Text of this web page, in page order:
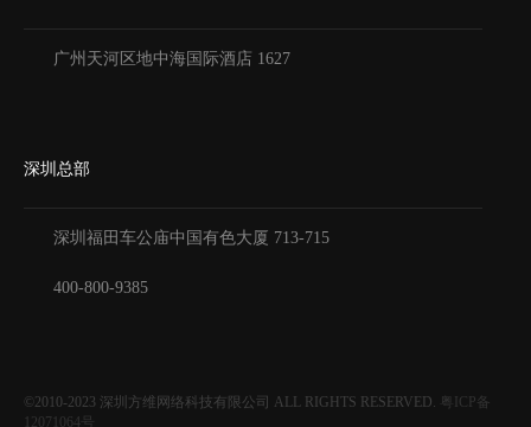
广州天河区地中海国际酒店 1627
深圳总部
深圳福田车公庙中国有色大厦 713-715
400-800-9385
©2010-2023 深圳方维网络科技有限公司 ALL RIGHTS RESERVED. 粤ICP备
12071064号